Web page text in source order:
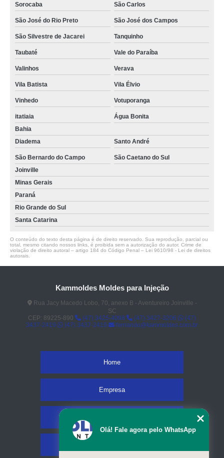
Sorocaba São Carlos
São José do Rio Preto São José dos Campos
São Silvestre de Jacarei Tanquinho
Taubaté Vale do Paraíba
Valinhos Verava
Vila Batista Vila Élvio
Vinhedo Votuporanga
itatiaia
Água Bonita
Bahia
Diadema
Santo André
São Bernardo do Campo
São Caetano do Sul
Joinville
Minas Gerais
Paraná
Rio Grande do Sul
Santa Catarina
O conteúdo do texto desta página é de direito reservado. Sua reprodução, parcial ou
total, mesmo citando nossos links, é proibida sem a autorização do autor. Crime de
violação de direito autoral – artigo 184 do Código Penal – Lei 9610/98 - Lei de direitos
autorais
Kammoldes Moldes para Injeção
Rua Jacy Macedo Lobo, 70, anexo B - Aventureiro Joinville -
SC
CEP: 89225-890
(47) 3425-4098 (47) 3427-3206
(47)
3437-2419
(47) 3437-2419 fernando@kammoldes.com.br
Home
Empresa
Olá! Fale agora pelo WhatsApp